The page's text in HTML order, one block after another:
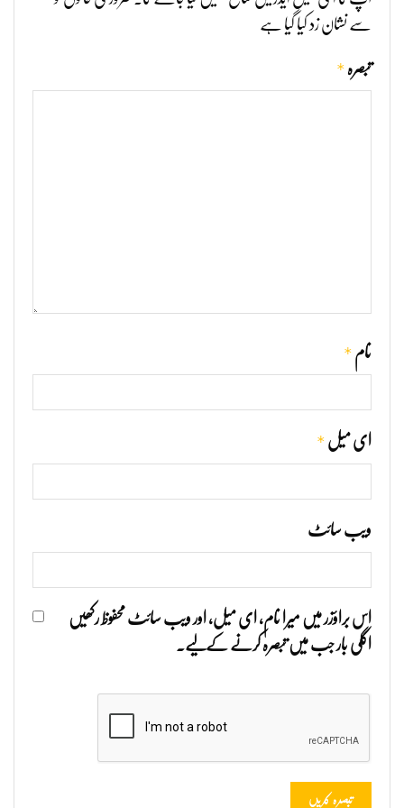
سے نشان زد کیا گیا ہے
تبصرہ *
نام *
ای میل *
ویب‌ سائٹ
اس براؤزر میں میرا نام، ای میل، اور ویب سائٹ محفوظ رکھیں
اگلی بار جب میں تبصرہ کرنے کےلیے۔